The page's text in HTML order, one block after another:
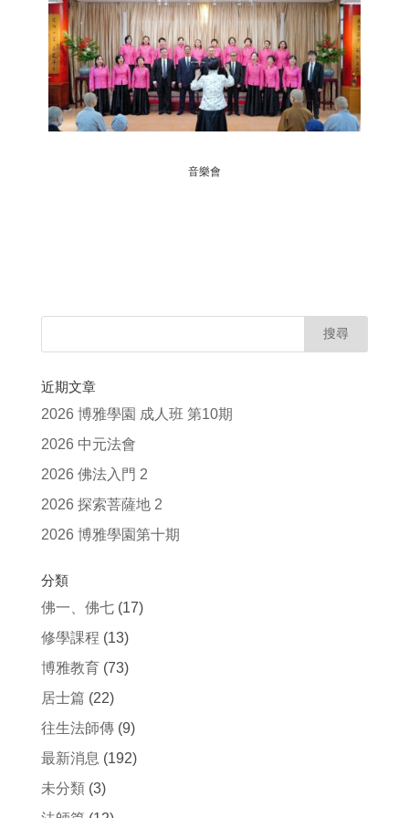
音樂會
近期文章
2026 博雅學園 成人班 第10期
2026 中元法會
2026 佛法入門 2
2026 探索菩薩地 2
2026 博雅學園第十期
分類
佛一、佛七(17)
修學課程 (13)
博雅教育(73)
居士篇 (22)
往生法師傳(9)
最新消息 (192)
未分類(3)